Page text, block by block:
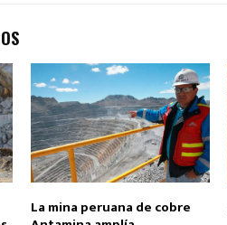
La mina peruana de cobre